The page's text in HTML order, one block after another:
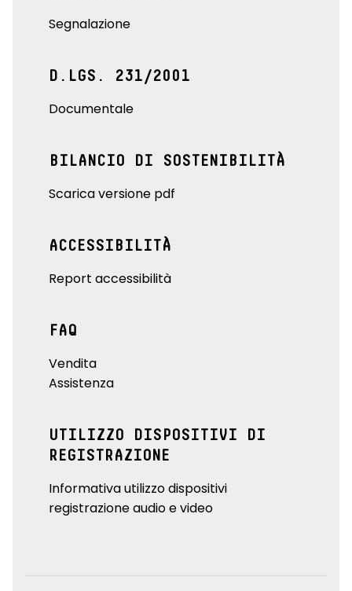
Segnalazione
D.LGS. 231/2001
Documentale
BILANCIO DI SOSTENIBILITÀ
Scarica versione pdf
ACCESSIBILITÀ
Report accessibilità
FAQ
Vendita
Assistenza
UTILIZZO DISPOSITIVI DI
REGISTRAZIONE
Informativa utilizzo dispositivi
registrazione audio e video